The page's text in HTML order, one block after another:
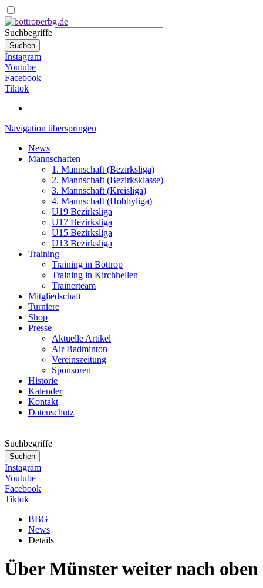
Suchbegriffe
Suchen
Instagram
Youtube
Facebook
Tiktok
Navigation überspringen
News
Mannschaften
1. Mannschaft (Bezirksliga)
2. Mannschaft (Bezirksklasse)
3. Mannschaft (Kreisliga)
4. Mannschaft (Hobbyliga)
U19 Bezirksliga
U17 Bezirksliga
U15 Bezirksliga
U13 Bezirksliga
Training
Training in Bottrop
Training in Kirchhellen
Trainerteam
Mitgliedschaft
Turniere
Shop
Presse
Aktuelle Artikel
Air Badminton
Vereinszeitung
Sponsoren
Historie
Kalender
Kontakt
Datenschutz
Suchbegriffe
Suchen
Instagram
Youtube
Facebook
Tiktok
BBG
News
Details
Über Münster weiter nach oben